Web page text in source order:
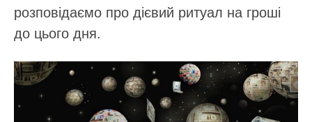
розповідаємо про дієвий ритуал на гроші
до цього дня.